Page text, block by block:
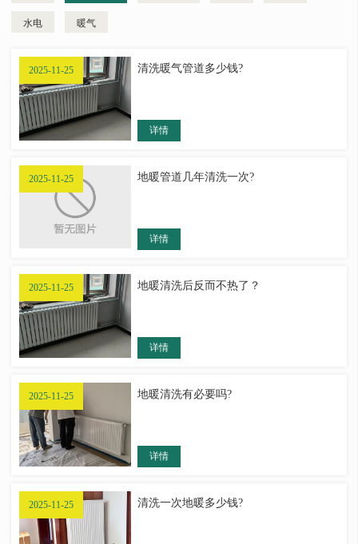
水电 暖气
2025-11-25 清洗暖气管道多少钱?
详情
2025-11-25 地暖管道几年清洗一次?
详情
2025-11-25 地暖清洗后反而不热了？
详情
2025-11-25 地暖清洗有必要吗?
详情
2025-11-25 清洗一次地暖多少钱?